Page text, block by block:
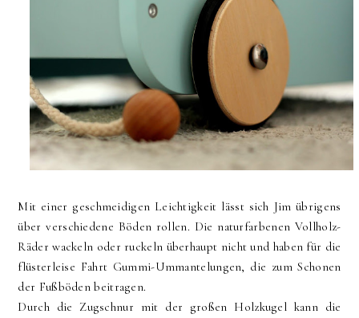
Mit einer geschmeidigen Leichtigkeit lässt sich Jim übrigens
über verschiedene Böden rollen. Die naturfarbenen Vollholz-
Räder wackeln oder ruckeln überhaupt nicht und haben für die
flüsterleise Fahrt Gummi-Ummantelungen, die zum Schonen
der Fußböden beitragen.
Durch die Zugschnur mit der großen Holzkugel kann die